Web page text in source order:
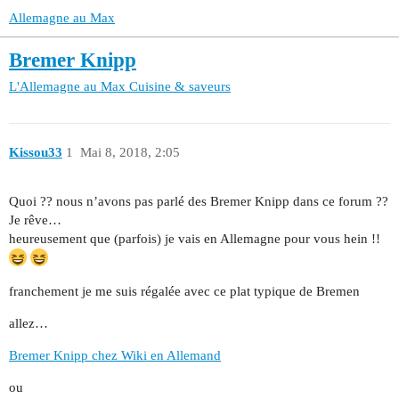
Allemagne au Max
Bremer Knipp
L'Allemagne au Max Cuisine & saveurs
Kissou33 Mai 8, 2018, 2:05
1
Quoi ?? nous n’avons pas parlé des Bremer Knipp dans ce forum ??
Je rêve…
heureusement que (parfois) je vais en Allemagne pour vous hein !!
franchement je me suis régalée avec ce plat typique de Bremen
allez…
Bremer Knipp chez Wiki en Allemand
ou